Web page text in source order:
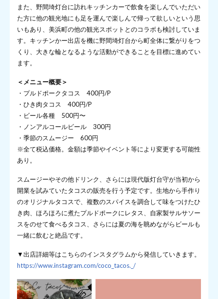
また、野間埼灯台に訪れキッチンカーで飲食を楽しんでいただい
た方に他の観光地にも足を運んで楽しんで帰って欲しいという思
いもあり、美浜町の他の観光スポットとのコラボも検討していま
す。キッチンかー出店を機に野間埼灯台から町全体に繋がりをつ
くり、大きな輪となるような活動ができることを目標に進めてい
ます。
＜メニュー概要＞
・プルドポークタコス 400円/P
・ひき肉タコス 400円/P
・ビール各種 500円〜
・ノンアルコールビール 300円
・季節のスムージー 600円
※全て税込価格。金額は季節やイベント等により変更する可能性
あり。
スムージーやその他ドリンク、さらには現代版灯台守が当初から
開業を試みていたタコスの販売を行う予定です。生地から手作り
のオリジナルタコスで、複数のスパイスを調合して味をつけたひ
き肉、ほろほろに煮たプルドポークにレタス、自家製サルサソー
スをのせて食べるタコス、さらには夏の海を眺めながらビールも
一緒に飲むと絶品です。
▼出店詳細等はこちらのインスタグラムから発信していきます。
https://www.instagram.com/coco_tacos._/